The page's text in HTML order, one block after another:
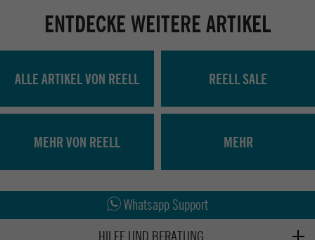
ENTDECKE WEITERE ARTIKEL
ALLE ARTIKEL VON REELL REELL SALE
MEHR VON REELL MEHR
Whatsapp Support
Kauf auf Rechnung
Abholung in den Epoxy Stores
HILFE UND BERATUNG